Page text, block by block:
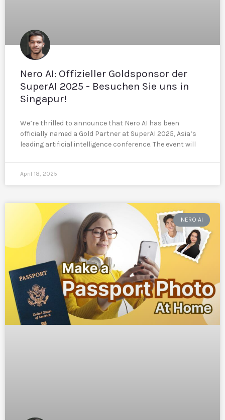
Nero AI: Offizieller Goldsponsor der
SuperAI 2025 - Besuchen Sie uns in
Singapur!
We’re thrilled to announce that Nero AI has been
officially named a Gold Partner at SuperAI 2025, Asia’s
leading artificial intelligence conference. The event will
April 18, 2025
NERO AI